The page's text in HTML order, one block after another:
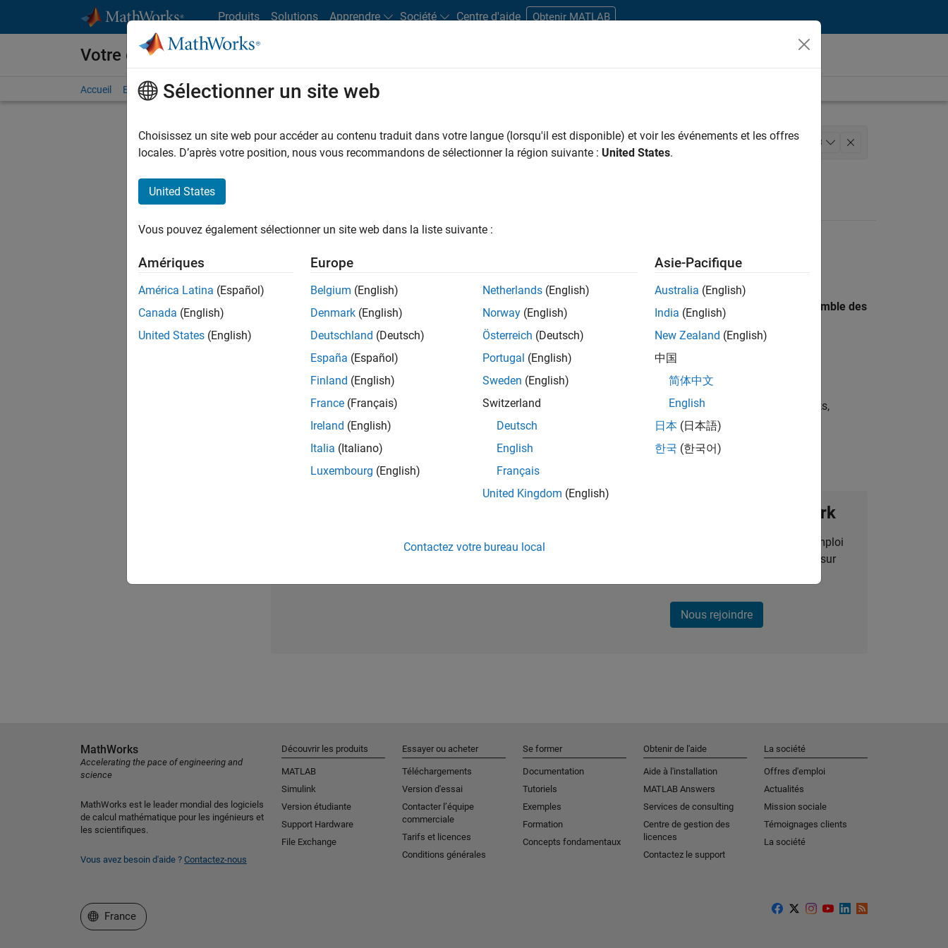
Produits Solutions Apprendre Société Centre d'aide Obtenir MATLAB
Votre carrière chez MathWorks
Accueil Explorer nos opportunités Adresses de nos bureaux Étudiants et carrières
FILTRER PAR Infrastructure et architecture Développement de produits Gestion des programmes 3
Les descriptions de poste n’ont pas toutes été traduites. Effectuez une recherche par lieu pour trouver l’ensemble des
opportunités de votre région.
Senior Software Quality Engineer
Senior Software Quality Engineer
FR-Meudon| Ingénierie de la qualité | Expérimenté(e)
Leverage your C/C++ development skills to design and develop test strategies, scalable test frameworks,
automated test suites, Hands-on testing for Polyspace.
1
Rejoignez notre Talent Network
Recevez des alertes pour des opportunités d'emploi
personnalisées, des articles et des actualités sur
Nous rejoindre
Sélectionner un site web
Choisissez un site web pour accéder au contenu traduit dans votre langue (lorsqu'il est disponible) et voir les événements et les offres
locales. D’après votre position, nous vous recommandons de sélectionner la région suivante : United States.
United States
Vous pouvez également sélectionner un site web dans la liste suivante :
Amériques
América Latina (Español)
Canada (English)
United States (English)
Europe
Belgium (English)
Denmark (English)
Deutschland (Deutsch)
España (Español)
Finland (English)
France (Français)
Ireland (English)
Italia (Italiano)
Luxembourg (English)
Netherlands (English)
Norway (English)
Österreich (Deutsch)
Portugal (English)
Sweden (English)
Switzerland
Deutsch
English
Français
United Kingdom (English)
Asie-Pacifique
Australia (English)
India (English)
New Zealand (English)
中国
简体中文
English
日本 (日本語)
한국 (한국어)
Contactez votre bureau local
MathWorks
Accelerating the pace of engineering and
science
MathWorks est le leader mondial des logiciels
de calcul mathématique pour les ingénieurs et
les scientifiques.
Vous avez besoin d'aide ? Contactez-nous
Découvrir les produits
MATLAB
Simulink
Version étudiante
Support Hardware
File Exchange
Essayer ou acheter
Téléchargements
Version d'essai
Contacter l’équipe
commerciale
Tarifs et licences
Conditions générales
Se former
Documentation
Tutoriels
Exemples
Formation
Concepts fondamentaux
Obtenir de l'aide
Aide à l'installation
MATLAB Answers
Services de consulting
Centre de gestion des
licences
Contactez le support
La société
Offres d'emploi
Actualités
Mission sociale
Témoignages clients
La société
Sélectionner un site web
France